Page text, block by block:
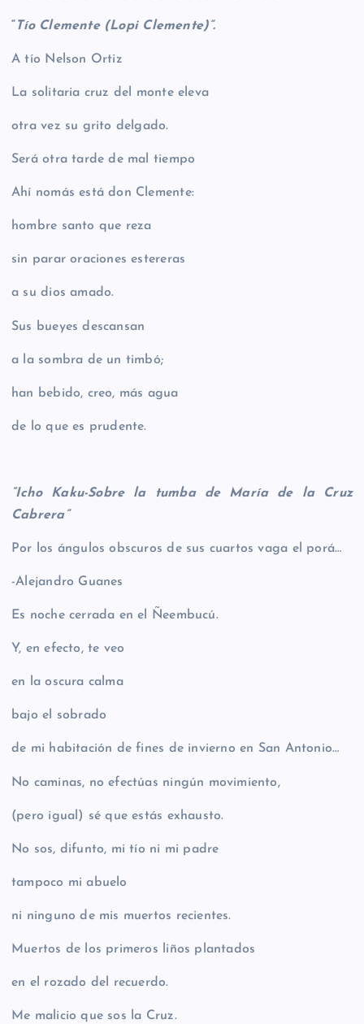
“ TíoClemente (Lopi Clemente)”.
A tío Nelson Ortiz
La solitaria cruz del monte eleva
otra vez su grito delgado.
Será otra tarde de mal tiempo
Ahí nomás está don Clemente:
hombre santo que reza
sin parar oraciones estereras
a su dios amado.
Sus bueyes descansan
a la sombra de un timbó;
han bebido, creo, más agua
de lo que es prudente.
“Icho Kaku-Sobre la tumba de María de la Cruz
Cabrera”
Por los ángulos obscuros de sus cuartos vaga el porá…
-Alejandro Guanes
Es noche cerrada en el Ñeembucú.
Y, en efecto, te veo
en la oscura calma
bajo el sobrado
de mi habitación de fines de invierno en San Antonio…
No caminas, no efectúas ningún movimiento,
(pero igual) sé que estás exhausto.
No sos, difunto, mi tío ni mi padre
tampoco mi abuelo
ni ninguno de mis muertos recientes.
Muertos de los primeros liños plantados
en el rozado del recuerdo.
Me malicio que sos la Cruz.